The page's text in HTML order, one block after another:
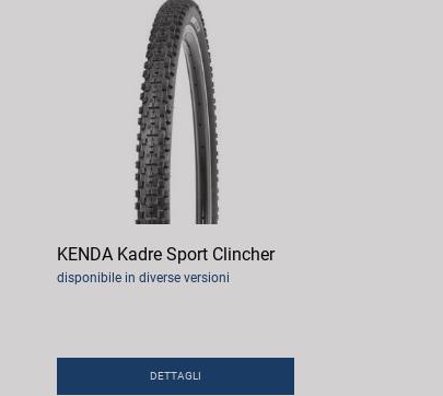
KENDA Kadre Sport Clincher
disponibile in diverse versioni
DETTAGLI